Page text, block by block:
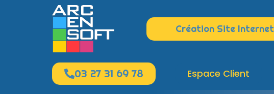
Création Site Internet
03 27 31 69 78 Espace Client